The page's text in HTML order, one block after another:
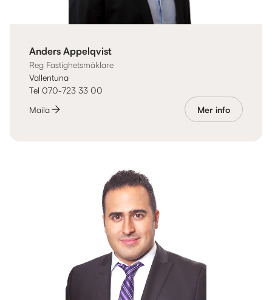
Anders Appelqvist
Reg Fastighetsmäklare
Vallentuna
Tel 070-723 33 00
Maila
Mer info